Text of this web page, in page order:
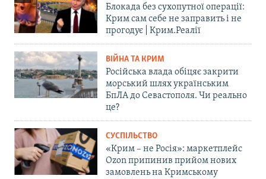
Блокада без сухопутної операції:
Крим сам себе не заправить і не
прогодує | Крим.Реалії
ВІЙНА ТА КРИМ
Російська влада обіцяє закрити
морський шлях українським
БпЛА до Севастополя. Чи реально
це?
СУСПІЛЬСТВО
«Крим – не Росія»: маркетплейс
Ozon припинив прийом нових
замовлень на Кримському